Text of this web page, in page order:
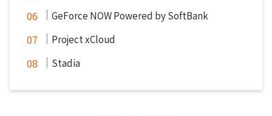
GeForce NOW Powered by SoftBank
Project xCloud
Stadia